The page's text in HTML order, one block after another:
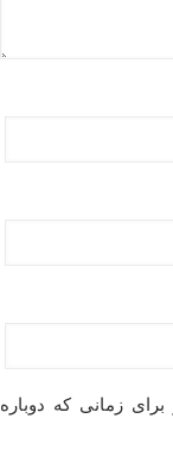
زمانی که دوباره